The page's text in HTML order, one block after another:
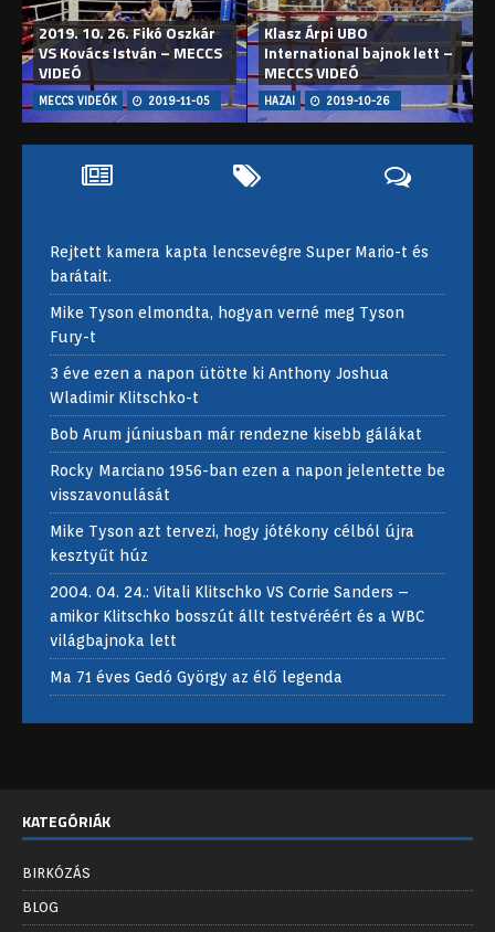
2019. 10. 26. Fikó Oszkár
VS Kovács István – MECCS
VIDEÓ
MECCS VIDEÓK 2019-11-05
Klasz Árpi UBO
International bajnok lett –
MECCS VIDEÓ
HAZAI 2019-10-26
Rejtett kamera kapta lencsevégre Super Mario-t és
barátait.
Mike Tyson elmondta, hogyan verné meg Tyson
Fury-t
3 éve ezen a napon ütötte ki Anthony Joshua
Wladimir Klitschko-t
Bob Arum júniusban már rendezne kisebb gálákat
Rocky Marciano 1956-ban ezen a napon jelentette be
visszavonulását
Mike Tyson azt tervezi, hogy jótékony célból újra
kesztyűt húz
2004. 04. 24.: Vitali Klitschko VS Corrie Sanders –
amikor Klitschko bosszút állt testvéréért és a WBC
világbajnoka lett
Ma 71 éves Gedó György az élő legenda
KATEGÓRIÁK
BIRKÓZÁS
BLOG